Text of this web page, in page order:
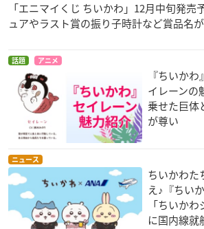
「エニマイくじ ちいかわ」12月中旬発売
ュアやラスト賞の振り子時計など賞品名
話題 アニメ
『ちいか
イレーンの
乗せた巨体
が尊い
ニュース
ちいかわた
え♪『ちい
「ちいか
に国内線就